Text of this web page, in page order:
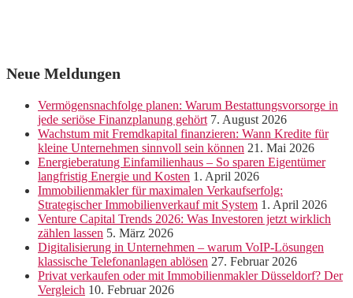
Neue Meldungen
Vermögensnachfolge planen: Warum Bestattungsvorsorge in
jede seriöse Finanzplanung gehört 7. August 2026
Wachstum mit Fremdkapital finanzieren: Wann Kredite für
kleine Unternehmen sinnvoll sein können 21. Mai 2026
Energieberatung Einfamilienhaus – So sparen Eigentümer
langfristig Energie und Kosten 1. April 2026
Immobilienmakler für maximalen Verkaufserfolg:
Strategischer Immobilienverkauf mit System 1. April 2026
Venture Capital Trends 2026: Was Investoren jetzt wirklich
zählen lassen 5. März 2026
Digitalisierung in Unternehmen – warum VoIP-Lösungen
klassische Telefonanlagen ablösen 27. Februar 2026
Privat verkaufen oder mit Immobilienmakler Düsseldorf? Der
Vergleich 10. Februar 2026